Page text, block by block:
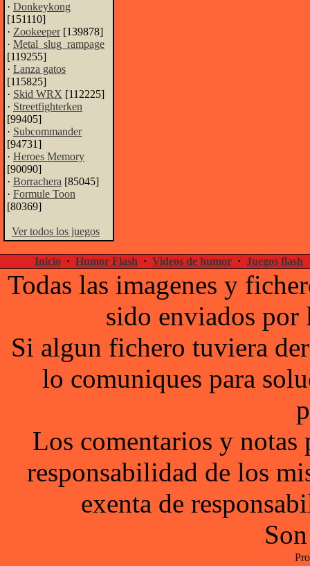
· Donkeykong
[151110]
· Zookeeper[139878]
· Metal_slug_rampage
[119255]
· Lanza gatos
[115825]
· Skid WRX [112225]
· Streetfighterken
[99405]
· Subcommander
[94731]
· Heroes Memory
[90090]
· Borrachera [85045]
· Formule Toon
[80369]
Ver todos los juegos
Inicio · Humor Flash · Videos de humor · Juegos flash
Todas las imagenes y
sido enviados por
Si algun fichero tuviera
lo comuniques para
Los comentarios y notas
responsabilidad de los
exenta de